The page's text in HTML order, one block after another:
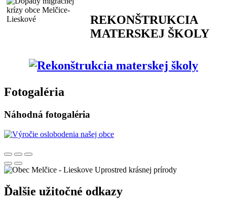
REKONŠTRUKCIA
MATERSKEJ ŠKOLY
Fotogaléria
Náhodná fotogaléria
Uprostred krásnej prírody
Ďalšie užitočné odkazy